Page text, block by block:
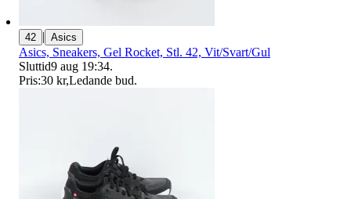
42 | Asics
Asics, Sneakers, Gel Rocket, Stl. 42, Vit/Svart/Gul
Sluttid9 aug 19:34.
Pris:30 kr,Ledande bud.